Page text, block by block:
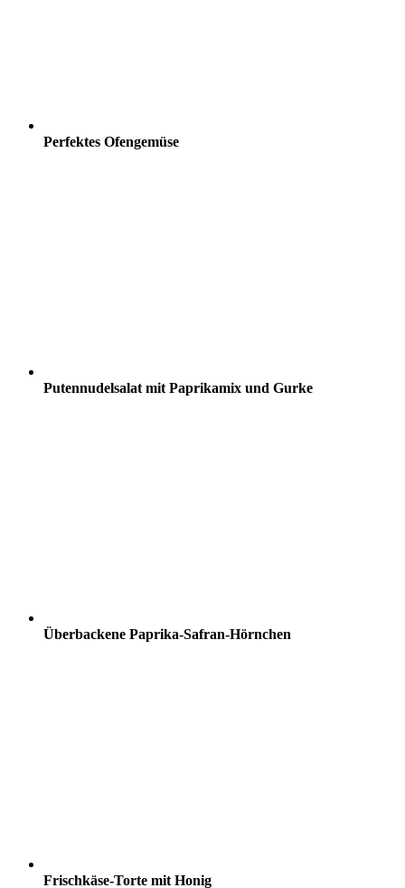
Perfektes Ofengemüse
Putennudelsalat mit Paprikamix und Gurke
Überbackene Paprika-Safran-Hörnchen
Frischkäse-Torte mit Honig